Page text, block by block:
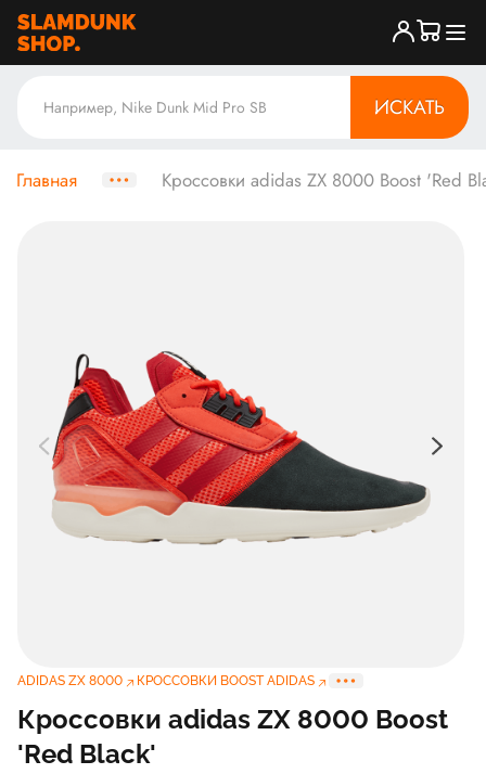
ИСКАТЬ
Главная Кроссовки adidas ZX 8000 Boost 'Red
ADIDAS ZX 8000 КРОССОВКИ BOOST ADIDAS
Кроссовки adidas ZX 8000 Boost
'Red Black'